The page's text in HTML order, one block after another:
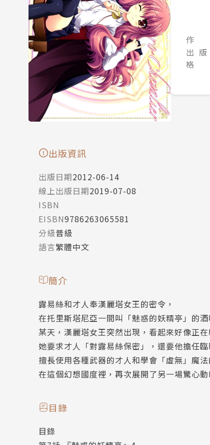
作
出
格
出版資訊
出版日期2012-06-14
線上出版日期2019-07-08
ISBN
EISBN9786263065581
分級普級
語言繁體中文
簡介
露易絲和才人奉漢麗塔女王的密令，
在托里斯塔尼亞一間叫「魅惑的妖精亭」的酒
某天，漢麗塔女王突然出現，看起來好像正在
她要求才人「對露易絲保密」，還要他擔任臨
擅長使用各種武器的才人和學會「虛無」魔法
在這個幻想國度裡，再次展開了另一場驚心動
目錄
目錄